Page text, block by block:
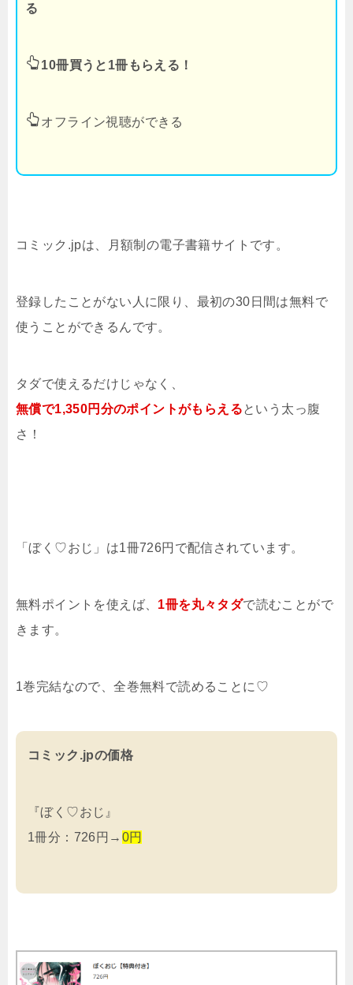
る
10冊買うと1冊もらえる！
オフライン視聴ができる
コミック.jpは、月額制の電子書籍サイトです。
登録したことがない人に限り、最初の30日間は無料で
使うことができるんです。
タダで使えるだけじゃなく、
無償で1,350円分のポイントがもらえるという太っ腹
さ！
「ぼく♡おじ」は1冊726円で配信されています。
無料ポイントを使えば、 1冊を丸々タダで読むことがで
きます。
1巻完結なので、全巻無料で読めることに♡
コミック.jpの価格
『ぼく♡おじ』
1冊分：726円→ 0円